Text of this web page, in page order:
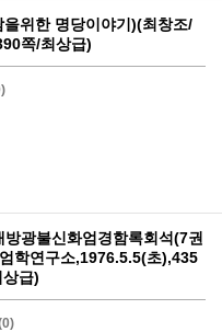
위한 명당이야기)(최창조/
쪽/최상급)
광불신화엄경함록회석(7권
학연구소,1976.5.5(초),435
급)